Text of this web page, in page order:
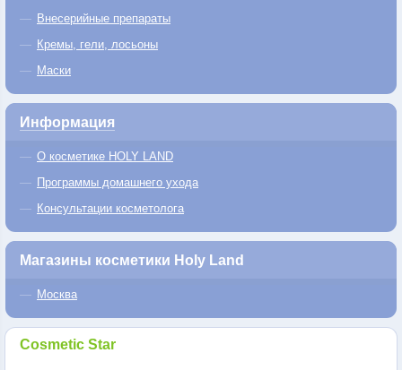
Внесерийные препараты
Кремы, гели, лосьоны
Маски
Информация
О косметике HOLY LAND
Программы домашнего ухода
Консультации косметолога
Магазины косметики Holy Land
Москва
Cosmetic Star